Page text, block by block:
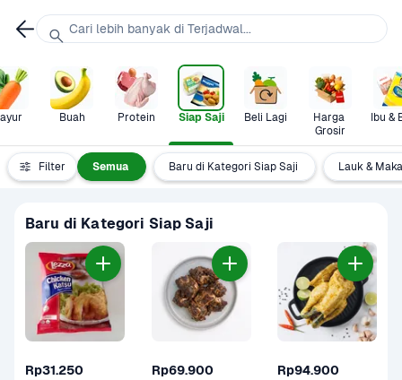
Buah Protein Siap Saji Beli Lagi
Harga
Grosir
Ibu &
Filter Semua Baru di Kategori Siap Saji Lauk &
Baru di Kategori Siap Saji
Rp31.250 Rp69.900 Rp94.900
Cari lebih banyak di Terjadwal...